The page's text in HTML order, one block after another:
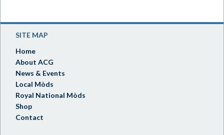
SITE MAP
Home
About ACG
News & Events
Local Mòds
Royal National Mòds
Shop
Contact